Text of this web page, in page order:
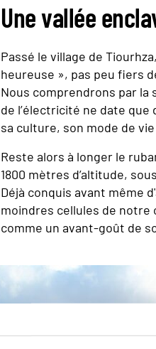
Une vallée
Passé le village de
heureuse », pas peu fiers
Nous comprendrons par la
de l’électricité ne date
sa culture, son mode de
Reste alors à longer le
1800 mètres d’altitude,
Déjà conquis avant même
moindres cellules de notre
comme un avant-goût de